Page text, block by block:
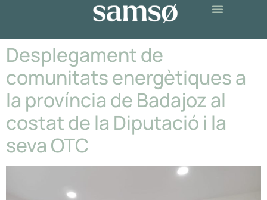
Desplegament de
comunitats energètiques a
la província de Badajoz al
costat de la Diputació i la
seva OTC